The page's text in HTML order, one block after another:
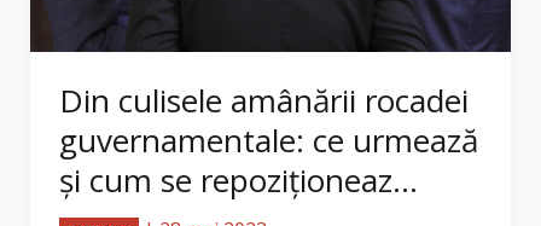
Din culisele amânării rocadei
guvernamentale: ce urmează
și cum se repoziționeaz...